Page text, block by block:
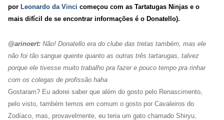
por Leonardo da Vinci começou com as Tartatugas Ninjas e o
mais difícil de se encontrar informações é o Donatello).
@arinoert: Não! Donatello era do clube das tretas também, mas ele
não foi tão sangue quente quanto as outras três tartarugas, talvez
porque ele tivesse muito trabalho pra fazer e pouco tempo pra rinhar
com os colegas de profissão haha
Gostaram? Eu adorei saber que além do gosto pelo Renascimento,
pelo visto, também temos em comum o gosto por Cavaleiros do
Zodíaco, mas, provavelmente, eu teria um gato chamado Shiryu,